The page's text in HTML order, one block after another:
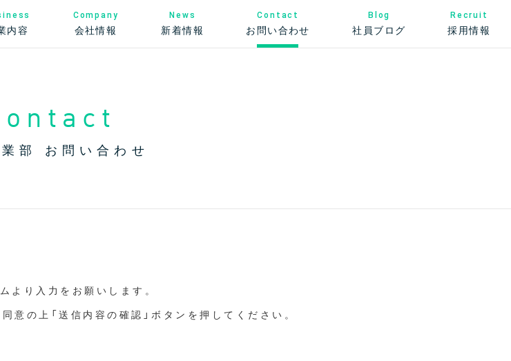
内容
Company
会社情報
News
新着情報
Contact
お問い合わせ
Blog
社員ブログ
Recruit
採用情報
部 お問い合わせ
より入力をお願いします。
意の上「送信内容の確認」ボタンを押してください。